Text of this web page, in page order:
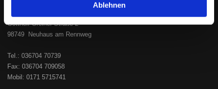
Ablehnen
Gotthelf-Greiner-Straße 2
98749 Neuhaus am Rennweg
Tel.: 036704 70739
Fax: 036704 709058
Mobil: 0171 5715741